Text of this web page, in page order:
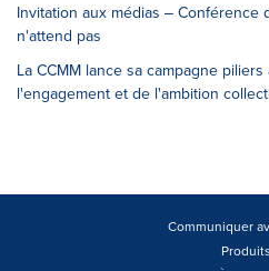
Invitation aux médias ‒ Conférence
n'attend pas
La CCMM lance sa campagne
l'engagement et de l'ambition
Communiquer
Produits